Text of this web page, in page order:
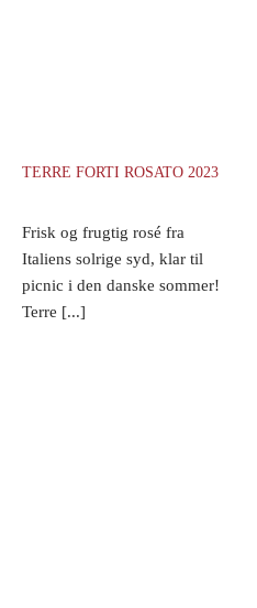
TERRE FORTI ROSATO 2023
Frisk og frugtig rosé fra
Italiens solrige syd, klar til
picnic i den danske sommer!
Terre [...]